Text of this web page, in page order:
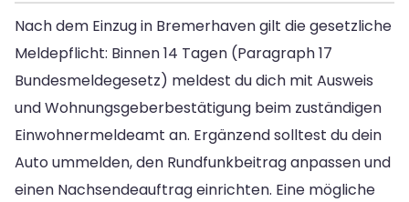
Nach dem Einzug in Bremer­haven gilt die gesetzliche
Meldepflicht: Binnen 14 Tagen (Paragraph 17
Bundesmeldegesetz) meldest du dich mit Ausweis
und Wohnungsgeberbestätigung beim zuständigen
Einwohnermeldeamt an. Ergänzend solltest du dein
Auto ummelden, den Rundfunkbeitrag anpassen und
einen Nachsendeauftrag einrichten. Eine mögliche